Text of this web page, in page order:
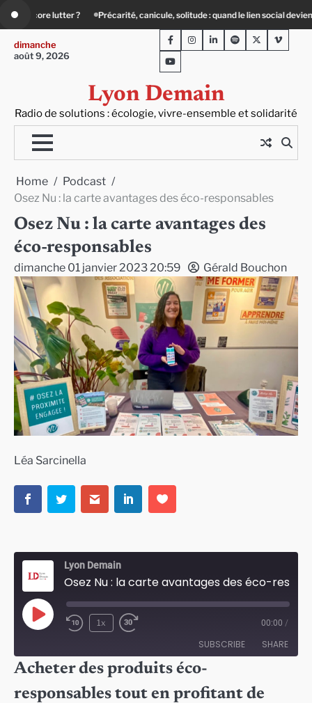
content
le lien social devient essentiel Le Teil Villeurbanne : un partenariat
dimanche
août 9, 2026
Lyon Demain
Radio de solutions : écologie, vivre-ensemble et solidarité
FacebookInstagram
LinkedInSpotifyTwitterViméo
Youtube
Home
Podcast
Osez Nu : la carte avantages des éco-responsables
Osez Nu : la carte avantages des
éco-responsables
dimanche 01 janvier 2023 20:59 Gérald Bouchon
Léa Sarcinella
Lyon Demain
Play
1x 00:00 /
SUBSCRIBE SHARE
RSS FEED
Acheter des produits éco-
responsables tout en profitant de